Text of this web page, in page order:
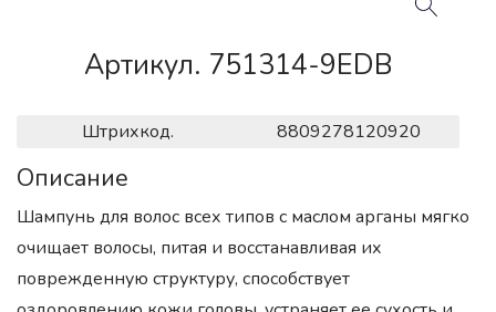
Артикул. 751314-9EDB
Штрихкод. 8809278120920
Описание
Шампунь для волос всех типов с маслом арганы мягко
очищает волосы, питая и восстанавливая их
поврежденную структуру, способствует